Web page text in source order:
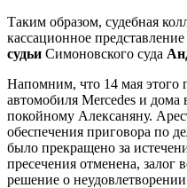
Таким образом, судебная
кассационное
судьи Симоновского суда
Напомним, что 14 мая этого
автомобиля Merсedes и
покойному Алексаняну.
обеспечения приговора по
было прекращено за
пресечения отменена, залог
решение о